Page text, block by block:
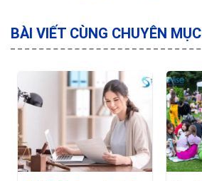
BÀI VIẾT CÙNG CHUYÊN MỤC